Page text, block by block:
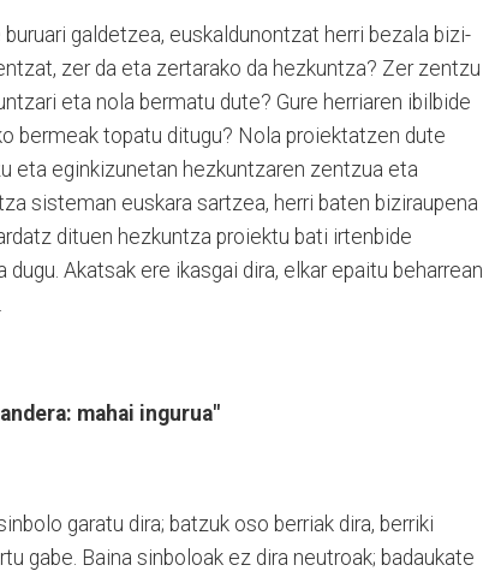
galdetzea, euskaldunontzat herri bezala bizi-
zer da eta zertarako da hezkuntza? Zer zentzu
eta nola bermatu dute? Gure herriaren ibilbide
bermeak topatu ditugu? Nola proiektatzen dute
eta eginkizunetan hezkuntzaren zentzua eta
sisteman euskara sartzea, herri baten biziraupena
dituen hezkuntza proiektu bati irtenbide
Akatsak ere ikasgai dira, elkar epaitu beharrean
mahai ingurua"
garatu dira; batzuk oso berriak dira, berriki
gabe. Baina sinboloak ez dira neutroak; badaukate